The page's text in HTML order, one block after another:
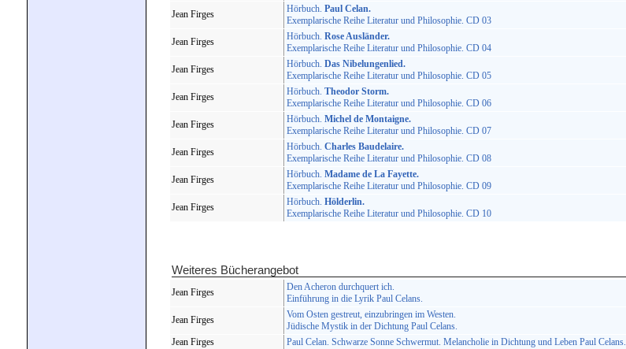
Jean Firges Hörbuch. Paul Celan.
Exemplarische Reihe Literatur und Philosophie. CD 03
Jean Firges Hörbuch. Rose Ausländer.
Exemplarische Reihe Literatur und Philosophie. CD 04
Jean Firges Hörbuch. Das Nibelungenlied.
Exemplarische Reihe Literatur und Philosophie. CD 05
Jean Firges Hörbuch. Theodor Storm.
Exemplarische Reihe Literatur und Philosophie. CD 06
Jean Firges Hörbuch. Michel de Montaigne.
Exemplarische Reihe Literatur und Philosophie. CD 07
Jean Firges Hörbuch. Charles Baudelaire.
Exemplarische Reihe Literatur und Philosophie. CD 08
Jean Firges Hörbuch. Madame de La Fayette.
Exemplarische Reihe Literatur und Philosophie. CD 09
Jean Firges Hörbuch. Hölderlin.
Exemplarische Reihe Literatur und Philosophie. CD 10
Weiteres Bücherangebot
Jean Firges
Den Acheron durchquert ich.
Einführung in die Lyrik Paul Celans.
Jean Firges
Vom Osten gestreut, einzubringen im Westen.
Jüdische Mystik in der Dichtung Paul Celans.
Jean Firges
Paul Celan. Schwarze Sonne Schwermut. Melancholie in Dichtung und Leben Paul Celans.